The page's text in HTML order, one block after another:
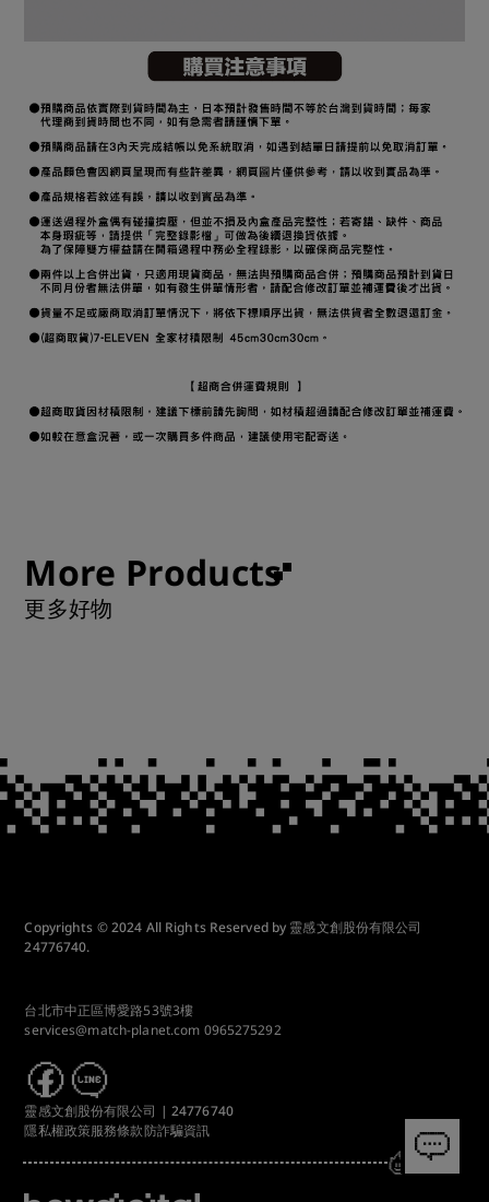
More Products
更多好物
Copyrights © 2024 All Rights Reserved by 靈感文創股份有限公司
24776740.
台北市中正區博愛路53號3樓
services@match-planet.com 0965275292
靈感文創股份有限公司 | 24776740
隱私權政策服務條款防詐騙資訊